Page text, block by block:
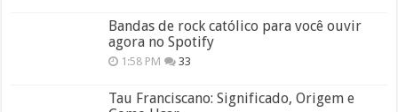
Bandas de rock católico para você ouvir
agora no Spotify
1:58 PM 33
Tau Franciscano: Significado, Origem e